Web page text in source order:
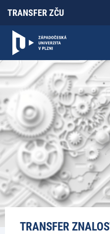
TRANSFER ZČU
TRANSFER